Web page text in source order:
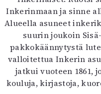
Inkerinmaan ja sinne
Alueella asuneet
suurin joukoin
pakkokäännytystä
valloitettua Inkerin
jatkui vuoteen 1861,
kouluja, kirjastoja,